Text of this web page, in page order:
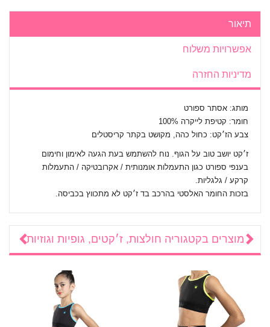
תיאור
אפשרויות משלוח
מדיניות החזרה
מותג: אסתר ספורט
חומר: קטיפת לייקרה 100%
צבע הז׳קט: כחול כהה, מקושט בקתר קריסטלים
ז׳קט יושב טוב על הגוף. נוח להשתמש בעת הגעה לאימון וחימום
בענפי ספורט כגון התעמלות אומנותית / אקרובטיקה / התעמלות
קרקע / גלגליות.
בזכות החומר האלסטי בהרכב בד ז׳קט לא מתכווץ בכביסה.
מוצרים בקטגוריה חולצות, ז׳קטים, גופיות וגוזיות